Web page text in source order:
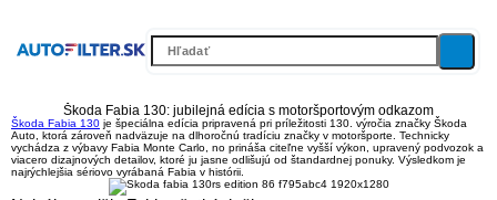
Škoda Fabia 130: jubilejná edícia s motoršportovým odkazom
Škoda Fabia 130 je špeciálna edícia pripravená pri príležitosti 130. výročia značky Škoda
Auto , ktorá zároveň nadväzuje na dlhoročnú tradíciu značky v motoršporte. Technicky
vychádza z výbavy Fabia Monte Carlo , no prináša citeľne vyšší výkon, upravený podvozok a
viacero dizajnových detailov, ktoré ju jasne odlišujú od štandardnej ponuky. Výsledkom je
najrýchlejšia sériovo vyrábaná Fabia v histórii